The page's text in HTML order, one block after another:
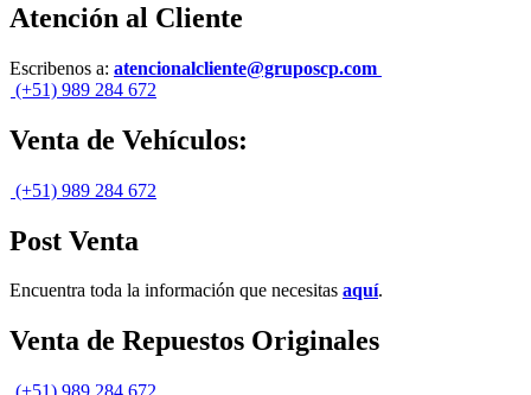
Atención al Cliente
Escribenos a: atencionalcliente@gruposcp.com
(+51) 989 284 672
Venta de Vehículos:
(+51) 989 284 672
Post Venta
Encuentra toda la información que necesitas aquí.
Venta de Repuestos Originales